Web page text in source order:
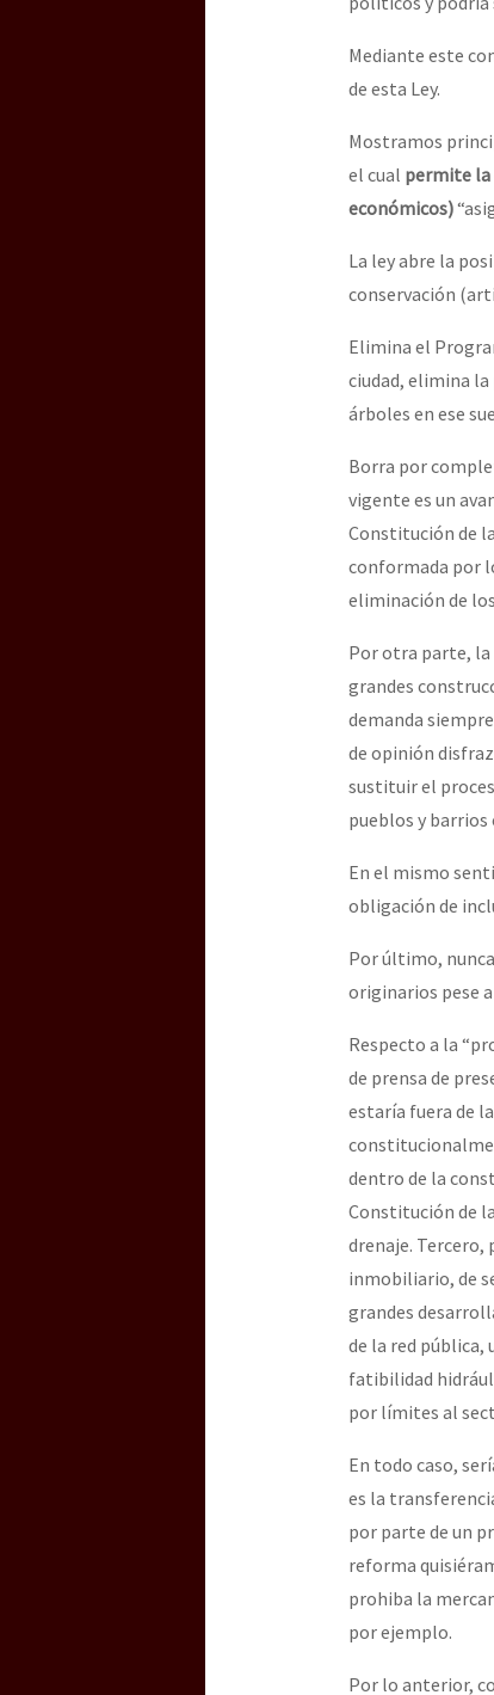
Mediante este
de esta Ley.
Mostramos
el cual permite la
económicos)
La ley abre la
conservación
Elimina el
ciudad, elimina
árboles en ese
Borra por
vigente es un
Constitución de
conformada por
eliminación de
Por otra parte, la
grandes
demanda
de opinión
sustituir el
pueblos y
En el mismo
obligación de
Por último,
originarios pese
Respecto a la
de prensa de
estaría fuera de
dentro de la
Constitución de
drenaje. Tercero,
inmobiliario, de
grandes
de la red pública,
fatibilidad
por límites al
En todo caso,
es la
por parte de un
reforma
prohiba la
por ejemplo.
Por lo anterior,